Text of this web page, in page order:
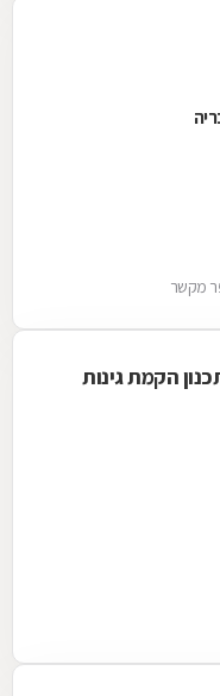
מקשר
הקמת גינות